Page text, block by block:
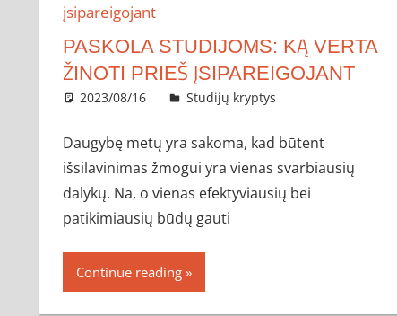
PASKOLA STUDIJOMS: KĄ VERTA
ŽINOTI PRIEŠ ĮSIPAREIGOJANT
2023/08/16 administratorius
Studijų kryptys
Daugybę metų yra sakoma, kad būtent
išsilavinimas žmogui yra vienas svarbiausių
dalykų. Na, o vienas efektyviausių bei
patikimiausių būdų gauti
Continue reading